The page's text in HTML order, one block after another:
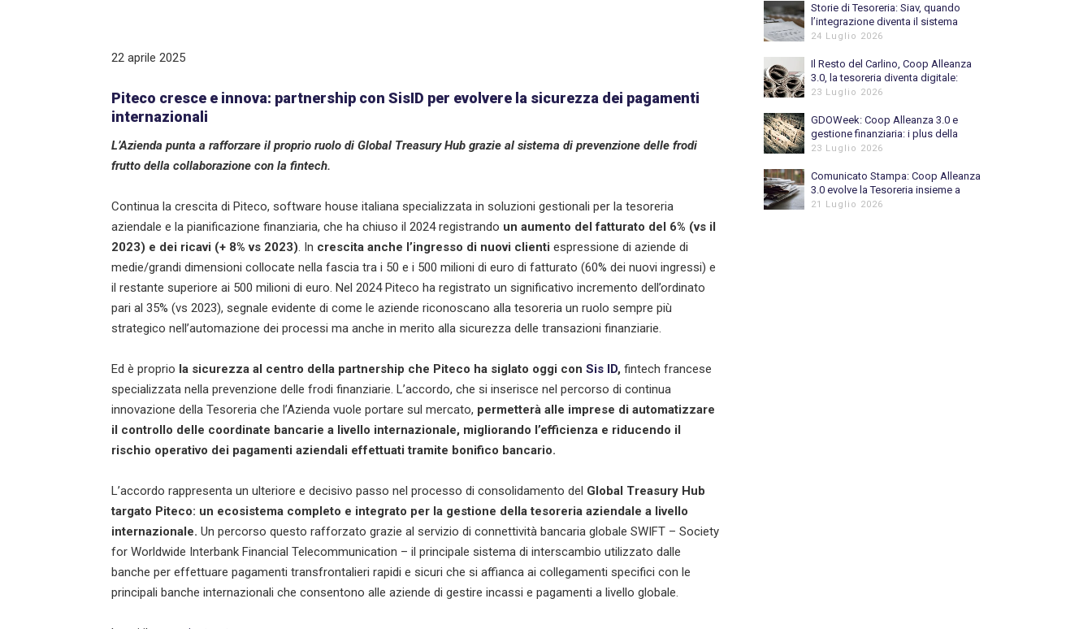
22 aprile 2025
Piteco cresce e innova: partnership con SisID per evolvere la sicurezza dei pagamenti
internazionali
L’Azienda punta a rafforzare il proprio ruolo di Global Treasury Hub grazie al sistema di prevenzione delle frodi
frutto della collaborazione con la fintech.
Continua la crescita di Piteco, software house italiana specializzata in soluzioni gestionali per la tesoreria
aziendale e la pianificazione finanziaria, che ha chiuso il 2024 registrando un aumento del fatturato del 6% (vs il
2023) e dei ricavi (+ 8% vs 2023) . In crescita anche l’ingresso di nuovi clienti espressione di aziende di
medie/grandi dimensioni collocate nella fascia tra i 50 e i 500 milioni di euro di fatturato (60% dei nuovi ingressi) e
il restante superiore ai 500 milioni di euro. Nel 2024 Piteco ha registrato un significativo incremento dell’ordinato
pari al 35% (vs 2023), segnale evidente di come le aziende riconoscano alla tesoreria un ruolo sempre più
strategico nell’automazione dei processi ma anche in merito alla sicurezza delle transazioni finanziarie.
Ed è proprio la sicurezza al centro della partnership che Piteco ha siglato oggi con Sis ID, fintech francese
specializzata nella prevenzione delle frodi finanziarie. L’accordo, che si inserisce nel percorso di continua
innovazione della Tesoreria che l’Azienda vuole portare sul mercato, permetterà alle imprese di automatizzare
il controllo delle coordinate bancarie a livello internazionale, migliorando l’efficienza e riducendo il
rischio operativo dei pagamenti aziendali effettuati tramite bonifico bancario.
L’accordo rappresenta un ulteriore e decisivo passo nel processo di consolidamento del Global Treasury Hub
targato Piteco: un ecosistema completo e integrato per la gestione della tesoreria aziendale a livello
internazionale. Un percorso questo rafforzato grazie al servizio di connettività bancaria globale SWIFT – Society
for Worldwide Interbank Financial Telecommunication – il principale sistema di interscambio utilizzato dalle
banche per effettuare pagamenti transfrontalieri rapidi e sicuri che si affianca ai collegamenti specifici con le
principali banche internazionali che consentono alle aziende di gestire incassi e pagamenti a livello globale.
Storie di Tesoreria: Siav, quando
l’integrazione diventa il sistema
nervoso della Tesoreria
24 Luglio 2026
Il Resto del Carlino, Coop Alleanza
3.0, la tesoreria diventa digitale:
automatizzato l’80% delle
23 Luglio 2026
GDOWeek: Coop Alleanza 3.0 e
gestione finanziaria: i plus della
digitalizzazione
23 Luglio 2026
Comunicato Stampa: Coop Alleanza
3.0 evolve la Tesoreria insieme a
Piteco
21 Luglio 2026